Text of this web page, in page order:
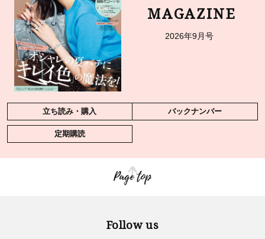
MAGAZINE
2026年9月号
立ち読み・購入 バックナンバー
定期購読
Page top
Follow us